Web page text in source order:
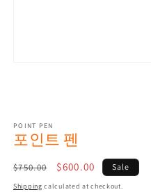
POINT PEN
포인트 펜
Regular
price
$750.00
Sale
price
$600.00 Sale
Shipping calculated at checkout.